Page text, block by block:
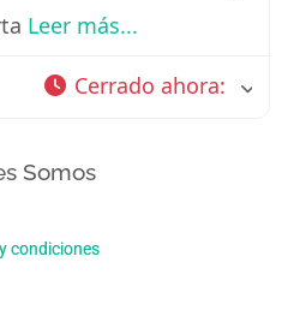
Leer más...
Cerrado ahora:
Somos
condiciones